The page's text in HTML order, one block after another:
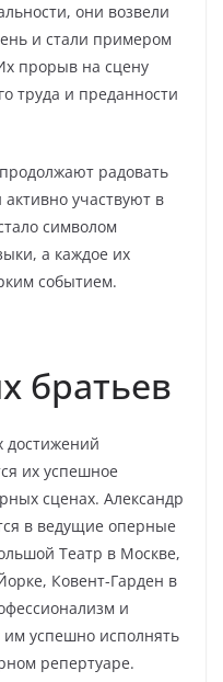
они возвели
и стали примером
прорыв на сцену
труда и преданности
радовать
участвуют в
символом
а каждое их
событием.
братьев
достижений
их успешное
сценах. Александр
в ведущие оперные
Театр в Москве,
Ковент-Гарден в
и
им успешно исполнять
репертуаре.